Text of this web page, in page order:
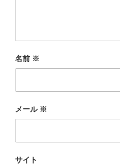
名前 ※
メール ※
サイト